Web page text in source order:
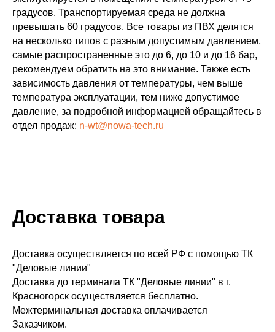
градусов. Транспортируемая среда не должна
превышать 60 градусов. Все товары из ПВХ делятся
на несколько типов с разным допустимым давлением,
самые распространенные это до 6, до 10 и до 16 бар,
рекомендуем обратить на это внимание. Также есть
зависимость давления от температуры, чем выше
температура эксплуатации, тем ниже допустимое
давление, за подробной информацией обращайтесь в
отдел продаж: n-wt@nowa-tech.ru
Доставка товара
Доставка осуществляется по всей РФ с помощью ТК
"Деловые линии"
Доставка до терминала ТК "Деловые линии" в г.
Красногорск осуществляется бесплатно.
Межтерминальная доставка оплачивается
Заказчиком.